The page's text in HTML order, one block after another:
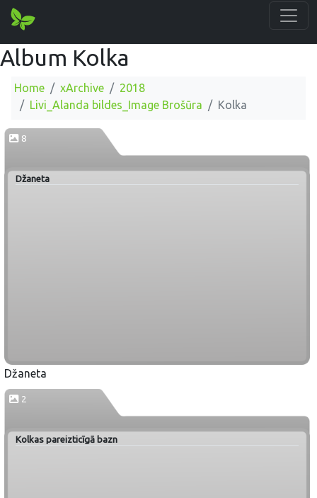
Album Kolka
Home xArchive
2018
Livi_Alanda bildes_Image Brošūra
Kolka
8
Džaneta
Džaneta
2
Kolkas pareizticīgā bazn